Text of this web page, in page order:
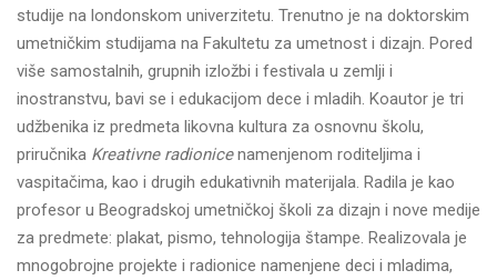
studije na londonskom univerzitetu. Trenutno je na doktorskim
umetničkim studijama na Fakultetu za umetnost i dizajn. Pored
više samostalnih, grupnih izložbi i festivala u zemlji i
inostranstvu, bavi se i edukacijom dece i mladih. Koautor je tri
udžbenika iz predmeta likovna kultura za osnovnu školu,
priručnika Kreativne radionicenamenjenom roditeljima i
vaspitačima, kao i drugih edukativnih materijala. Radila je kao
profesor u Beogradskoj umetničkoj školi za dizajn i nove medije
za predmete: plakat, pismo, tehnologija štampe. Realizovala je
mnogobrojne projekte i radionice namenjene deci i mladima,